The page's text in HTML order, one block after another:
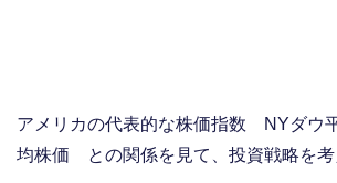
アメリカの代表的な株価指数 NYダ
均株価 との関係を見て、投資戦略を考